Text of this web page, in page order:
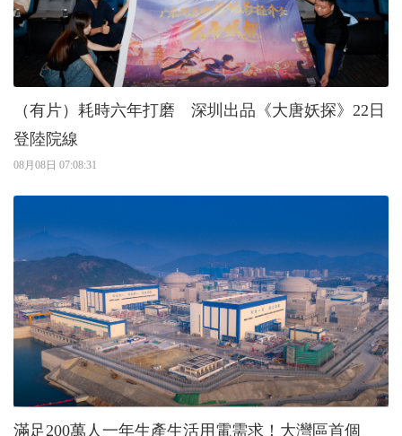
（有片）耗時六年打磨 深圳出品《大唐妖探》22日
登陸院線
08月08日 07:08:31
滿足200萬人一年生產生活用電需求！大灣區首個